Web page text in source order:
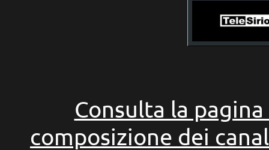
Consulta la
composizione dei